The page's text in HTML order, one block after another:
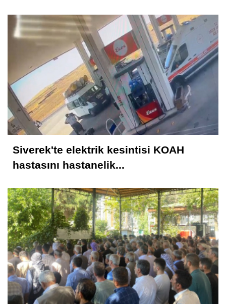
YAPMALI?
KONUK YAZAR
Rahmet İkliminin Zirvesi Kadir Gecesi
Muhammed Nur
28 Şubat Süreci ve Siverek 16
Selahattin İlhan Sonbayram
SAÂDET Mİ, ŞEKÂVET Mİ? İNSANIN
Mahmut Hanpolat
Adanmış bir hayat: Neşet Hoca
Abdurahman Deniz Uğurlu
Bazı İnsanların Değeri, Yokluklarında
Anlaşılır: Hacı Mustafa Demirkan
Siverek'te elektrik kesintisi KOAH
hastasını hastanelik...